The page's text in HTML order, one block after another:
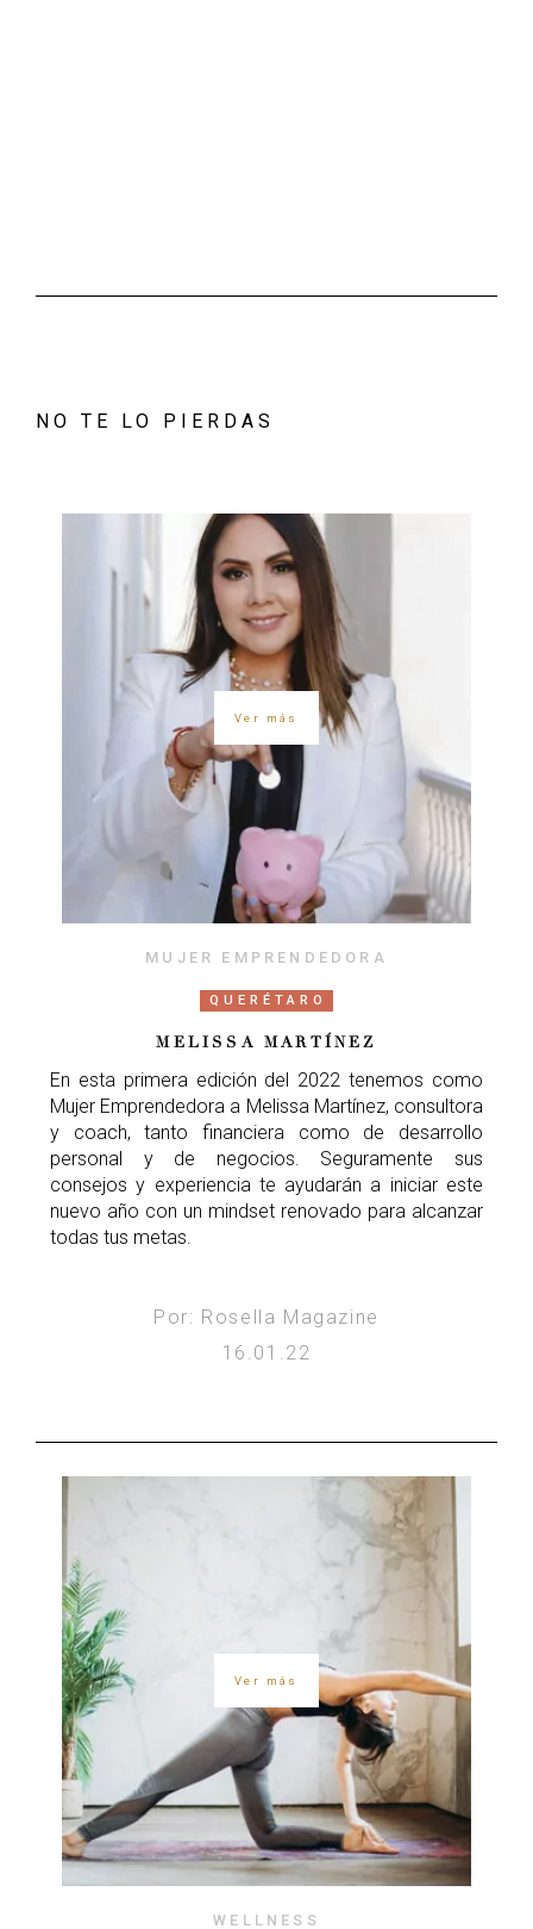
NO TE LO PIERDAS
Ver más
MUJER EMPRENDEDORA
QUERÉTARO
MELISSA MARTÍNEZ
En esta primera edición del 2022 tenemos como
Mujer Emprendedora a Melissa Martínez, consultora
y coach, tanto financiera como de desarrollo
personal y de negocios. Seguramente sus
consejos y experiencia te ayudarán a iniciar este
nuevo año con un mindset renovado para alcanzar
todas tus metas.
Por: Rosella Magazine
16.01.22
Ver más
WELLNESS